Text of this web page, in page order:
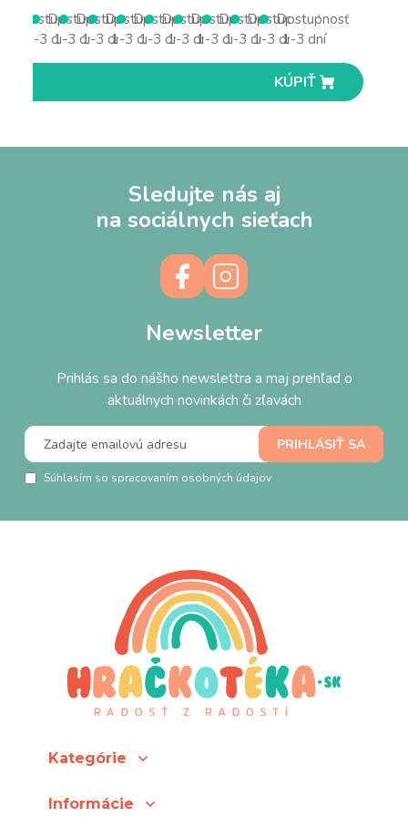
Dostupnosť
1-3 dní
Dostupnosť
1-3 dní
Dostupnosť
1-3 dní
Dostupnosť
1-3 dní
Dostupnosť
1-3 dní
Dostupnosť
1-3 dní
Dostupnosť
1-3 dní
Dostupnosť
1-3 dní
Dostupnosť
1-3 dní
KÚPIŤ
Dostupnosť
1-3 dní
KÚPIŤ
Sledujte nás aj
na sociálnych sieťach
Newsletter
Prihlás sa do nášho newslettra a maj prehľad o
aktuálnych novinkách či zľavách
Súhlasím so spracovaním osobných údajov
Kategórie
Informácie